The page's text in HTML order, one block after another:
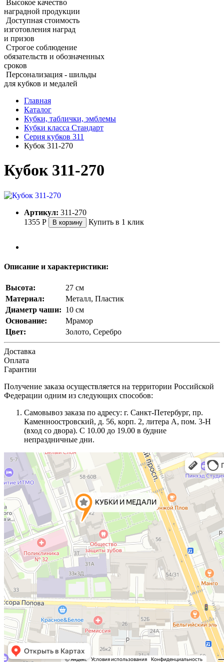
Высокое качество
наградной продукции
Доступная стоимость
изготовления наград
и призов
Строгое соблюдение
обязательств и обозначенных
сроков
Персонализация - шильды
для кубков и медалей
Главная
Каталог
Кубки, таблички, эмблемы
Кубки класса Стандарт
Серия кубков 311
Кубок 311‑270
Кубок 311‑270
Артикул: 311-270
1355 Р В корзину Купить в 1 клик
Описание и характеристики:
Высота:
27 см
Материал:
Металл, Пластик
Диаметр чаши: 10 см
Основание:
Мрамор
Цвет:
Золото, Серебро
Доставка
Оплата
Гарантии
Получение заказа осуществляется на территории Российской
Федерации одним из следующих способов:
Самовывоз заказа по адресу: г. Санкт-Петербург, пр.
Каменноостровский, д. 56, корп. 2, литера А, пом. 3-Н
(вход со двора). С 10.00 до 19.00 в будние
непраздничные дни.